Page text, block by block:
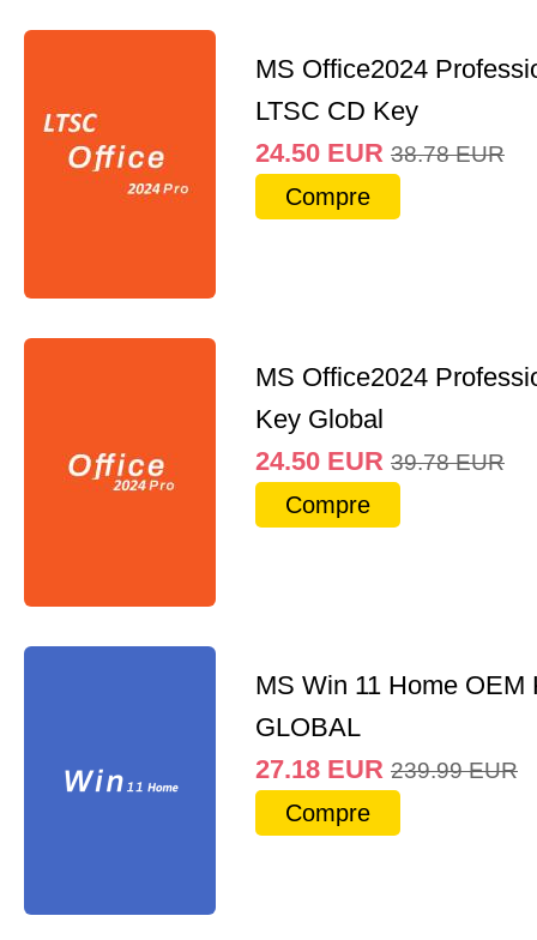
MS Office2024
LTSC CD Key
24.50 EUR 38.78 EUR
Compre
MS Office2024
Key Global
24.50 EUR 39.78 EUR
Compre
MS Win 11 Home OEM
GLOBAL
27.18 EUR 239.99 EUR
Compre